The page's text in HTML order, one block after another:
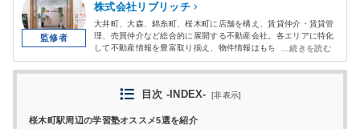
株式会社リブリッチ
大井町、大森、錦糸町、桜木町に店舗を構え、賃貸仲介・賃貸管
理、売買仲介など総合的に展開する不動産会社。各エリアに特化
して不動産情報を豊富取り揃え、物件情報はもちろん街の情報や
お店などのグルメ、小中学校などの教育情報に強い。自社サイト
でも、地域情報やグルメ情報、子育て、教育情報などのコンテン
目次 -INDEX- [非表示]
桜木町駅周辺の学習塾オススメ5選を紹介